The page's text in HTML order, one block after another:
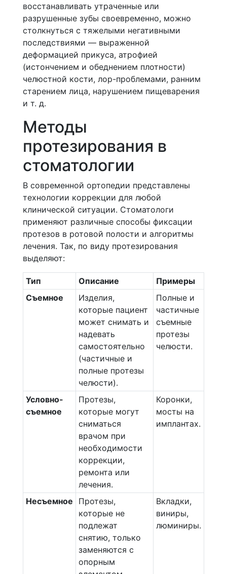
восстанавливать утраченные или
разрушенные зубы своевременно, можно
столкнуться с тяжелыми негативными
последствиями — выраженной
деформацией прикуса, атрофией
(истончением и обеднением плотности)
челюстной кости, лор-проблемами, ранним
старением лица, нарушением пищеварения
и т. д.
Методы
протезирования в
стоматологии
В современной ортопедии представлены
технологии коррекции для любой
клинической ситуации. Стоматологи
применяют различные способы фиксации
протезов в ротовой полости и алгоритмы
лечения. Так, по виду протезирования
выделяют:
Тип Описание
Примеры
Съемное
Изделия,
которые пациент
может снимать и
надевать
самостоятельно
(частичные и
полные протезы
челюсти).
Полные и
частичные
съемные
протезы
челюсти.
Условно-
съемное
Протезы,
которые могут
сниматься
врачом при
необходимости
коррекции,
ремонта или
лечения.
Коронки,
мосты на
имплантах.
Несъемное
Протезы,
которые не
подлежат
снятию, только
заменяются с
опорным
Вкладки,
виниры,
люминиры.